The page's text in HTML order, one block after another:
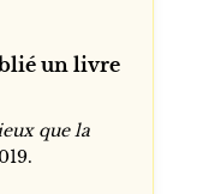
un livre
que la